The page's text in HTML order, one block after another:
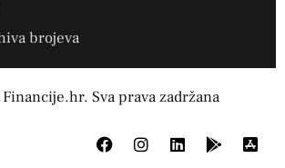
brojeva
Sva prava zadržana